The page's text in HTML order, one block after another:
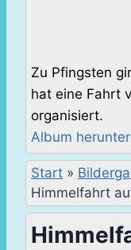
Zu Pfingsten
hat eine Fahrt
organisiert.
Album
Start »
Himmelfahrt